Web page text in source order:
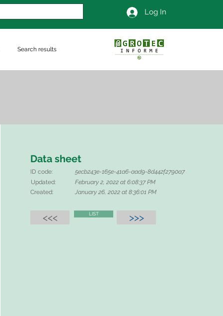
Log In
Search results
Data sheet
ID code:
5ecb243e-165e-41a6-aad9-8d442f2790a7
Updated:
February 2, 2022 at 6:08:37 PM
Created:
January 26, 2022 at 8:36:01 PM
<<< LIST >>>